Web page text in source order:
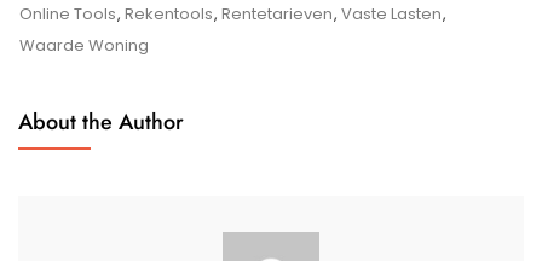
Je
Online Tools, Rekentools, Rentetarieven, Vaste Lasten,
Waarde Woning
About the Author